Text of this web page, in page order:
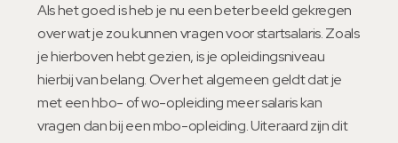
Als het goed is heb je nu een beter beeld gekregen
over wat je zou kunnen vragen voor startsalaris. Zoals
je hierboven hebt gezien, is je opleidingsniveau
hierbij van belang. Over het algemeen geldt dat je
met een hbo- of wo-opleiding meer salaris kan
vragen dan bij een mbo-opleiding. Uiteraard zijn dit